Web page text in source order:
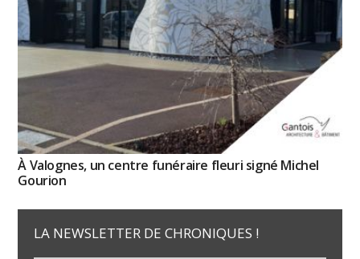
À Valognes, un centre funéraire fleuri signé Michel
Gourion
LA NEWSLETTER DE CHRONIQUES !